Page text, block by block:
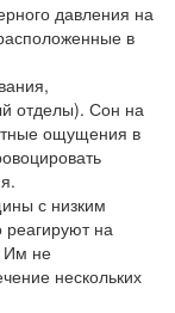
давления на
в
отделы). Сон на
ощущения в
с низким
на
Им не
нескольких